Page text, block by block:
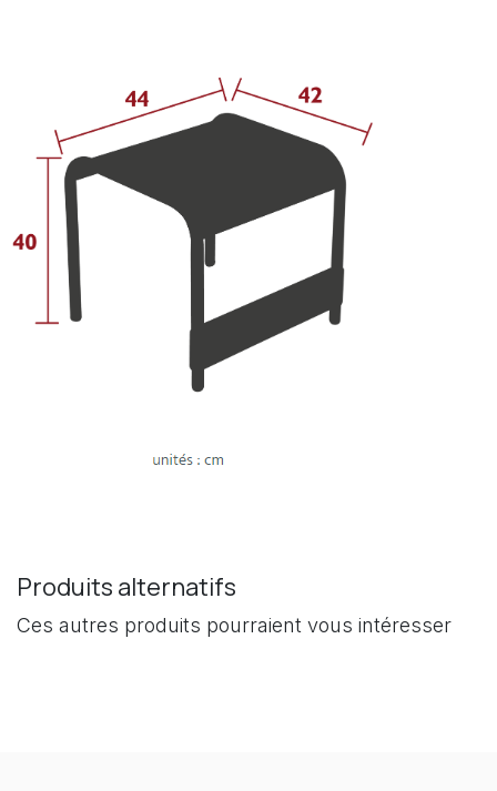
Produits alternatifs
Ces autres produits pourraient vous intéresser